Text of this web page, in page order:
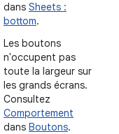
dans Sheets :
bottom.
Les boutons
n'occupent pas
toute la largeur sur
les grands écrans.
Consultez
Comportement
dans Boutons.